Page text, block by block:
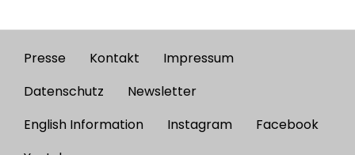
Footer
menu
Presse Kontakt
Impressum
Datenschutz
Newsletter
English Information
Instagram
Facebook